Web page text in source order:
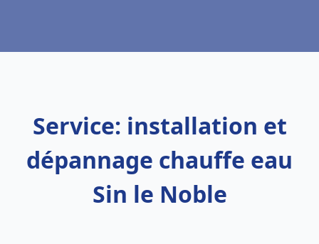
Service: installation et
dépannage chauffe eau
Sin le Noble